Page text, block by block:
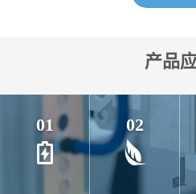
产品
01 02